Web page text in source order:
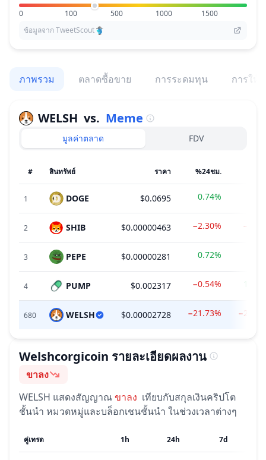
0 100 500 1000
1500
ข้อมูลจาก TweetScout
ภาพรวม ตลาดซื้อขาย การระดมทุน การให้
WELSH vs. Meme
มูลค่าตลาด FDV
# สินทรัพย์ ราคา %24ชม.
1 DOGE $0.0695 0.74%
2 SHIB $0.00000463 −2.30%
3 PEPE $0.00000281 0.72%
4 PUMP $0.002317 −0.54%
680 WELSH $0.00002728 −21.73%
Welshcorgicoin รายละเอียดผลงาน
อารมณ์
ขาลง
WELSH แสดงสัญญาณขาลง เทียบกับสกุลเงินคริปโต
ชั้นนำ หมวดหมู่และบล็อกเชนชั้นนำ ในช่วงเวลาต่างๆ
คู่เทรด 1h 24h 7d